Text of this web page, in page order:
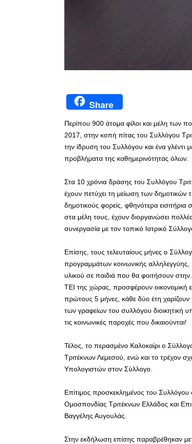
Share
Περίπου 900 άτομα φίλοι και μέλη των
2017, στην κοπή πίτας του Συλλόγου
την ίδρυση του Συλλόγου και ένα γλέντι
προβλήματα της καθημερινότητας όλων.
Στα 10 χρόνια δράσης του Συλλόγου
έχουν πετύχει τη μείωση των δημοτικών
δημοτικούς φορείς, φθηνότερα
στα μέλη τους, έχουν διοργανώσει πολλές
συνεργασία με τον τοπικό Ιατρικό
Επίσης, τους τελευταίους μήνες ο
προγραμμάτων κοινωνικής
υλικού σε παιδιά που θα φοιτήσουν
ΤΕΙ της χώρας, προσφέρουν οικονομική
πρώτους 5 μήνες, κάθε δύο έτη χαρίζουν
των γραφείων του συλλόγου διοικητική
τις κοινωνικές παροχές που δικαιούνται!
Τέλος, το περασμένο Καλοκαίρι ο
Τριτέκνων Λεμεσού, ενώ και το τρέχον
Υπολογιστών στον Σύλλογο.
Επίτιμος προσκεκλημένος του
Ομοσπονδίας Τριτέκνων Ελλάδος και
Βαγγέλης Αυγουλάς.
Στην εκδήλωση επίσης παραβρέθηκαν